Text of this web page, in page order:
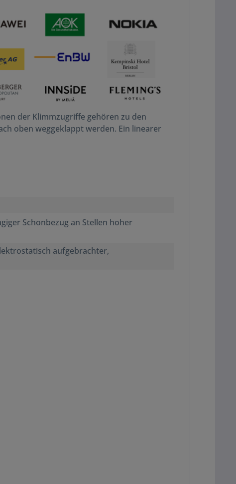
der Klimmzugriffe gehören zu den
oben weggeklappt werden. Ein linearer
Schonbezug an Stellen hoher
aufgebrachter,